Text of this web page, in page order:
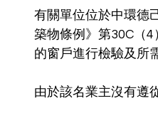
有關單位位於中環德
築物條例》第30C（
的窗戶進行檢驗及所
由於該名業主沒有遵